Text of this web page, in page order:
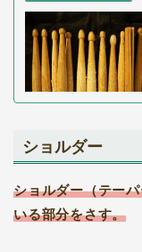
ショルダー
ショルダー（テー
いる部分をさす。